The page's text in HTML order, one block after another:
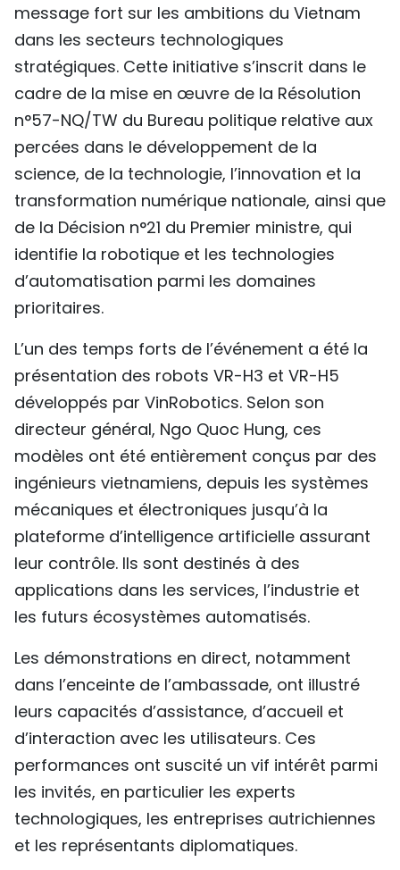
message fort sur les ambitions du Vietnam
dans les secteurs technologiques
stratégiques. Cette initiative s’inscrit dans le
cadre de la mise en œuvre de la Résolution
n°57-NQ/TW du Bureau politique relative aux
percées dans le développement de la
science, de la technologie, l’innovation et la
transformation numérique nationale, ainsi que
de la Décision n°21 du Premier ministre, qui
identifie la robotique et les technologies
d’automatisation parmi les domaines
prioritaires.
L’un des temps forts de l’événement a été la
présentation des robots VR-H3 et VR-H5
développés par VinRobotics. Selon son
directeur général, Ngo Quoc Hung, ces
modèles ont été entièrement conçus par des
ingénieurs vietnamiens, depuis les systèmes
mécaniques et électroniques jusqu’à la
plateforme d’intelligence artificielle assurant
leur contrôle. Ils sont destinés à des
applications dans les services, l’industrie et
les futurs écosystèmes automatisés.
Les démonstrations en direct, notamment
dans l’enceinte de l’ambassade, ont illustré
leurs capacités d’assistance, d’accueil et
d’interaction avec les utilisateurs. Ces
performances ont suscité un vif intérêt parmi
les invités, en particulier les experts
technologiques, les entreprises autrichiennes
et les représentants diplomatiques.